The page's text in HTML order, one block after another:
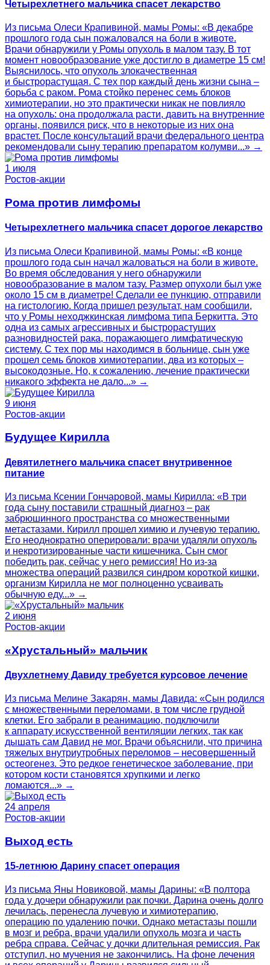
Четырехлетнего мальчика спасет лекарство
Из письма Олеси Крапивиной, мамы Ромы: «В декабре
прошлого года сын пожаловался на боли в животе.
Врачи обнаружили у Ромы опухоль в малом тазу. В тот
момент новообразование уже достигло в диаметре 15 см!
Выяснилось, что опухоль злокачественная
и быстрорастущая. С тех пор каждый день жизни сына –
борьба с раком. Рома стойко перенес семь блоков
химиотерапии, но это практически никак не повлияло
на опухоль: она продолжала расти, давить на внутренние
органы, появился риск, что в некоторые из них она
врастет. После консультаций врачи федерального центра
рекомендовали сыну терапию препаратом колумви...» →
1 июля
Ростов-акции
Рома против лимфомы
Четырехлетнего мальчика спасет дорогое лекарство
Из письма Олеси Крапивиной, мамы Ромы: «В конце
прошлого года сын начал жаловаться на боли в животе.
Во время обследования у него обнаружили
новообразование в малом тазу. Размер опухоли был уже
около 15 см в диаметре! Сделали ее пункцию, отправили
на гистологию. Когда пришел результат, нам сообщили,
что у Ромы неходжкинская лимфома типа Беркитта. Это
одна из самых агрессивных и быстрорастущих
разновидностей рака, поражающего лимфатическую
систему. С тех пор мы находимся в больнице, сын уже
прошел семь блоков химиотерапии, два из которых –
высокодозные. Но, к сожалению, лечение практически
никакого эффекта не дало...» →
9 июня
Ростов-акции
Будущее Кирилла
Девятилетнего мальчика спасет внутривенное
питание
Из письма Ксении Гончаровой, мамы Кирилла: «В три
года сыну поставили страшный диагноз – рак
забрюшинного пространства со множественными
метастазами. Кирилл прошел химию и лучевую терапию.
Его неоднократно оперировали: врачи удаляли опухоль
и некротизированные части кишечника. Сын смог
победить рак, сейчас у него ремиссия! Но из-за
множества операций развился синдром короткой кишки,
организм Кирилла не мог полноценно усваивать
обычную еду...» →
2 июня
Ростов-акции
«Хрустальный» мальчик
Двухлетнему Давиду требуется курсовое лечение
Из письма Мелине Закарян, мамы Давида: «Сын родился
с множественными переломами, в том числе грудной
клетки. Его забрали в реанимацию, подключили
к аппарату искусственной вентиляции легких, так как
дышать сам Давид не мог. Врачи объяснили, что причина
тяжелых внутриутробных переломов – несовершенный
остеогенез. Это редкое генетическое заболевание, при
котором кости становятся хрупкими и легко
ломаются...» →
24 апреля
Ростов-акции
Выход есть
15-летнюю Дарину спасет операция
Из письма Яны Новиковой, мамы Дарины: «В полтора
года у дочери обнаружили рак почки. Дарина очень долго
лечилась, перенесла лучевую и химиотерапию,
операцию по удалению почки. Однако метастазы пошли
в мозг и ребра, врачи удалили опухоль мозга и часть
ребра справа. Сейчас у дочки длительная ремиссия. Рак
отступил, но мучения не закончились. На фоне лечения